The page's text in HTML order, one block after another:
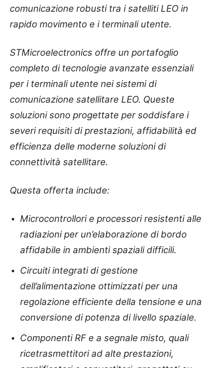
comunicazione robusti tra i satelliti LEO in
rapido movimento e i terminali utente.
STMicroelectronics offre un portafoglio
completo di tecnologie avanzate essenziali
per i terminali utente nei sistemi di
comunicazione satellitare LEO. Queste
soluzioni sono progettate per soddisfare i
severi requisiti di prestazioni, affidabilità ed
efficienza delle moderne soluzioni di
connettività satellitare.
Questa offerta include:
Microcontrollori e processori resistenti alle
radiazioni per un’elaborazione di bordo
affidabile in ambienti spaziali difficili.
Circuiti integrati di gestione
dell’alimentazione ottimizzati per una
regolazione efficiente della tensione e una
conversione di potenza di livello spaziale.
Componenti RF e a segnale misto, quali
ricetrasmettitori ad alte prestazioni,